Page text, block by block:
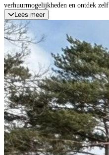
verhuurmogelijkheden en ontdek
Lees meer